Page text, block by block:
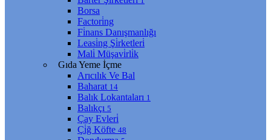
Borsa
Factori̇ng
Fi̇nans Danışmanlığı
Leasi̇ng Şi̇rketleri̇
Mali̇ Müşavi̇rli̇k
Gıda Yeme İçme
Arıcılık Ve Bal
Baharat 14
Balık Lokantaları 1
Balıkçı 5
Çay Evleri̇
Çi̇ğ Köfte 48